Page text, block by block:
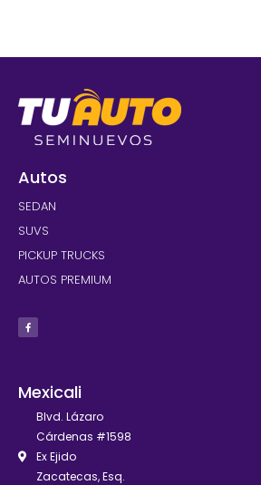
Autos
SEDAN
SUVS
PICKUP TRUCKS
AUTOS PREMIUM
Mexicali
Blvd. Lázaro
Cárdenas #1598
Ex Ejido
Zacatecas, Esq.